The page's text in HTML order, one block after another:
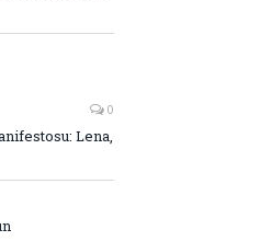
0
Lena,